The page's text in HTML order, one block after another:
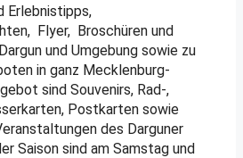
Erlebnistipps,
Flyer, Broschüren und
und Umgebung sowie zu
in ganz Mecklenburg-
sind Souvenirs, Rad-,
Postkarten sowie
des Darguner
Saison sind am Samstag und